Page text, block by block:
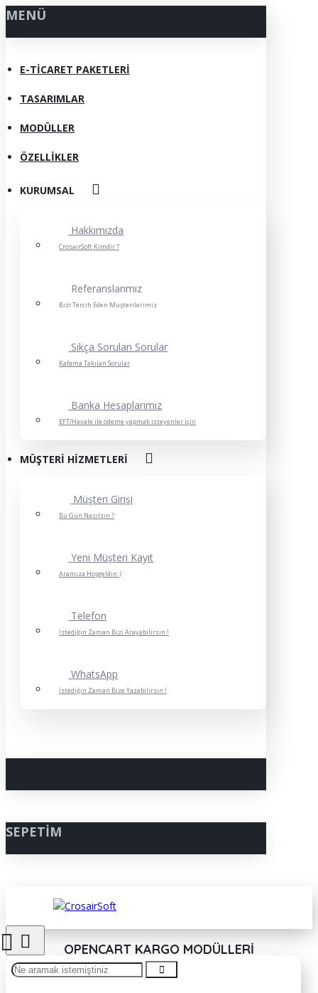
MENÜ
E-TICARET PAKETLERI
TASARIMLAR
MODÜLLER
ÖZELLIKLER
KURUMSAL
Hakkımızda
CrosairSoft Kimdir ?
Referanslarımız
Bizi Tercih Eden Müşterilerimiz
Sıkça Sorulan Sorular
Kafama Takılan Sorular
Banka Hesaplarımız
EFT/Havale ile ödeme yapmak isteyenler için
MÜŞTERI HIZMETLERI
Müşteri Girişi
Bu Gün Nasılsın ?
Yeni Müşteri Kayıt
Aramıza Hoşgeldin :)
Telefon
İstediğin Zaman Bizi Arayabilirsin !
WhatsApp
İstediğin Zaman Bize Yazabilirsin !
SEPETIM
OPENCART KARGO MODÜLLERI